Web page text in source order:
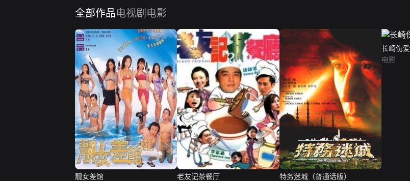
全部作品电视剧 电影
靓女差馆
老友记茶餐厅
特务迷城（普通话版）
长崎伤爱
电影